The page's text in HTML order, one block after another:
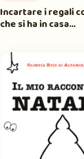
Incartare i regali
che si ha in casa…